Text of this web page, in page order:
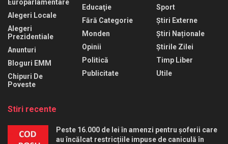
Europarlamentare
Alegeri Locale
Alegeri
Prezidentiale
Anunturi
Bloguri EMM
Chipuri De
Poveste
Educaţie
Fără Categorie
Monden
Opinii
Politică
Publicitate
Sport
Știri Externe
Știri Naționale
Știrile Zilei
Timp Liber
Utile
Stiri recente
Peste 16.000 de lei în amenzi pentru șoferii care
au încălcat restricțiile impuse de caniculă în